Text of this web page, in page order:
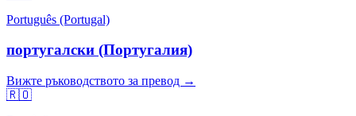
Português (Portugal)
португалски (Португалия)
Вижте ръководството за превод →
🇷🇴